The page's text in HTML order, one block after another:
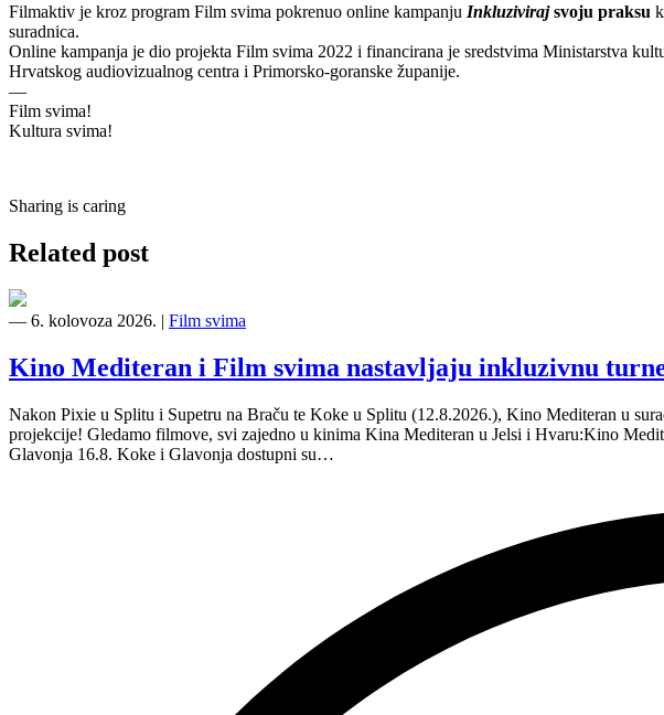
Filmaktiv je kroz program Film svima pokrenuo online kampanju Inkluzivirajsvoju praksu
suradnica.
Online kampanja je dio projekta Film svima 2022 i financirana je sredstvima Ministarstva
Hrvatskog audiovizualnog centra i Primorsko-goranske županije.
—
Film svima!
Kultura svima!
Sharing is caring
Related post
― 6. kolovoza 2026. Film svima
Kino Mediteran i Film svima nastavljaju inkluzivnu
Nakon Pixie u Splitu i Supetru na Braču te Koke u Splitu (12.8.2026.), Kino Mediteran u
projekcije! Gledamo filmove, svi zajedno u kinima Kina Mediteran u Jelsi i Hvaru:Kino
Glavonja 16.8. Koke i Glavonja dostupni su…